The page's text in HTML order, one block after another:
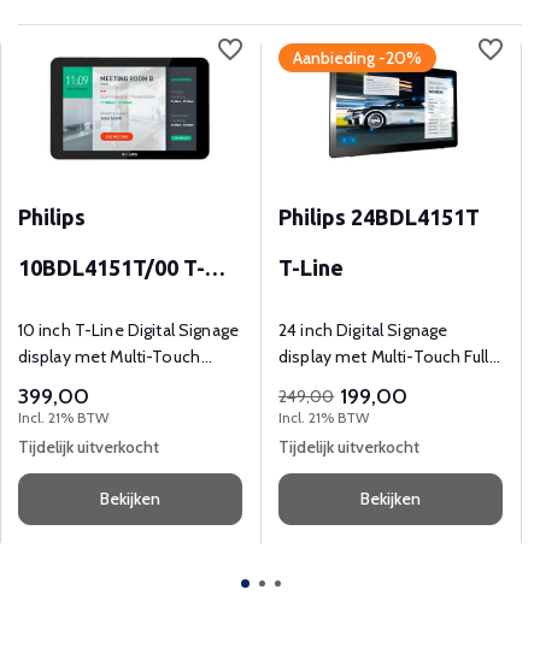
Philips
10BDL4151T/00 T-
10 inch T-Line Digital Signage
display met Multi-Touch
en 300 cd/mÂ²
399,00
Incl. 21% BTW
Tijdelijk uitverkocht
Bekijken
Aanbieding -20%
Philips 24BDL4151T
T-Line
24 inch Digital Signage
display met Multi-Touch Full
249,00 199,00
Incl. 21% BTW
Tijdelijk uitverkocht
Bekijken